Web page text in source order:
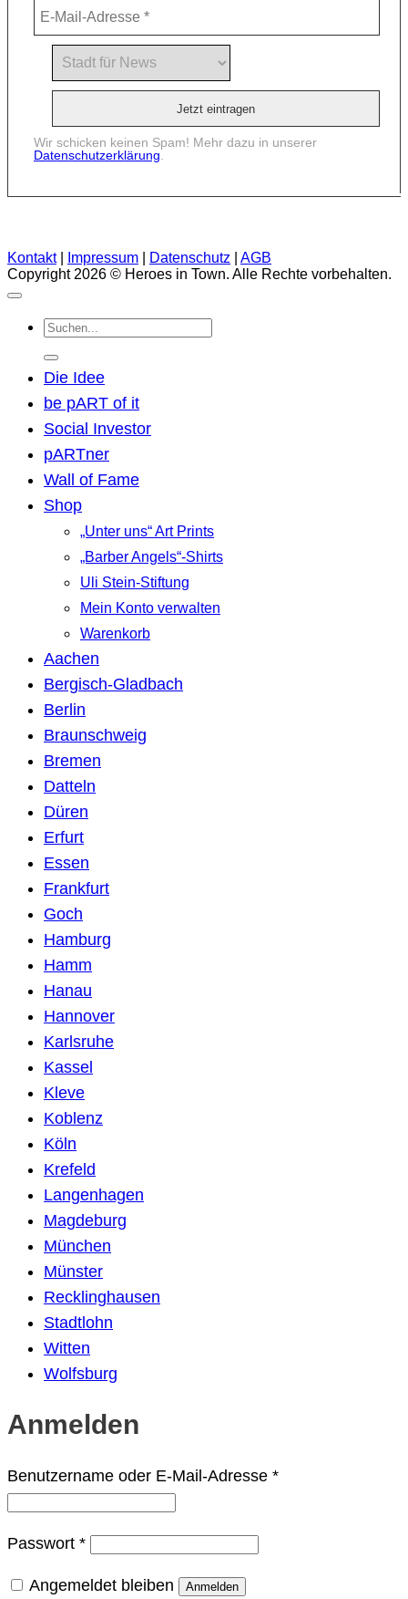
Wir schicken keinen Spam! Mehr dazu in unserer
Datenschutzerklärung
Kontakt| Impressum Datenschutz
AGB
Copyright 2026 © Heroes in Town. Alle Rechte vorbehalten.
Suchen
nach:
Die Idee
be pART of it
Social Investor
pARTner
Wall of Fame
Shop
„Unter uns“ Art Prints
„Barber Angels“-Shirts
Uli Stein-Stiftung
Mein Konto verwalten
Warenkorb
Aachen
Bergisch-Gladbach
Berlin
Braunschweig
Bremen
Datteln
Düren
Erfurt
Essen
Frankfurt
Goch
Hamburg
Hamm
Hanau
Hannover
Karlsruhe
Kassel
Kleve
Koblenz
Köln
Krefeld
Langenhagen
Magdeburg
München
Münster
Recklinghausen
Stadtlohn
Witten
Wolfsburg
Anmelden
Benutzername oder E-Mail-Adresse *Erforderlich
Passwort *Erforderlich
Angemeldet bleiben Anmelden